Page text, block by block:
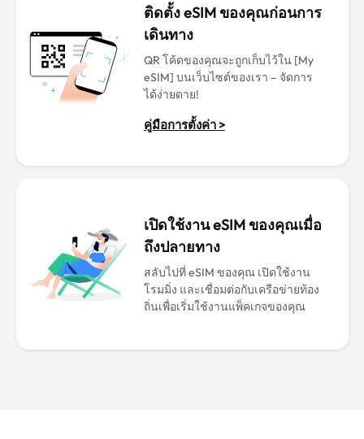
ติดตั้ง eSIM ของคุณก่อนการ
เดินทาง
QR โค้ดของคุณจะถูกเก็บไว้ใน [My
eSIM] บนเว็บไซต์ของเรา – จัดการ
ได้ง่ายดาย!
คู่มือการตั้งค่า >
เปิดใช้งาน eSIM ของคุณเมื่อ
ถึงปลายทาง
สลับไปที่ eSIM ของคุณ เปิดใช้งาน
โรมมิ่ง และเชื่อมต่อกับเครือข่ายท้อง
ถิ่นเพื่อเริ่มใช้งานแพ็คเกจของคุณ